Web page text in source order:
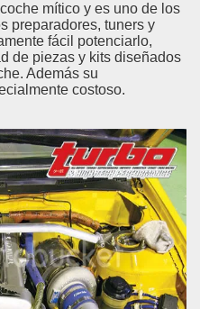
mítico y es uno de los
preparadores, tuners y
fácil potenciarlo,
de piezas y kits diseñados
Además su
costoso.